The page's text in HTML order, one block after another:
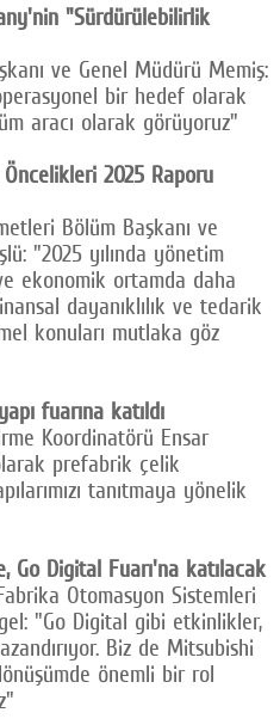
"Sürdürülebilirlik
ve Genel Müdürü Memiş:
bir hedef olarak
aracı olarak görüyoruz"
2025 Raporu
Bölüm Başkanı ve
"2025 yılında yönetim
ekonomik ortamda daha
dayanıklılık ve tedarik
konuları mutlaka göz
fuarına katıldı
Koordinatörü Ensar
prefabrik çelik
tanıtmaya yönelik
Digital Fuarı'na katılacak
Otomasyon Sistemleri
"Go Digital gibi etkinlikler,
Biz de Mitsubishi
önemli bir rol